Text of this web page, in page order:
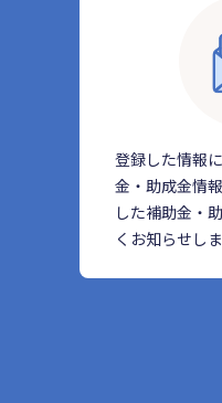
登録した情報
金・助成金情
した補助金・
くお知らせしま